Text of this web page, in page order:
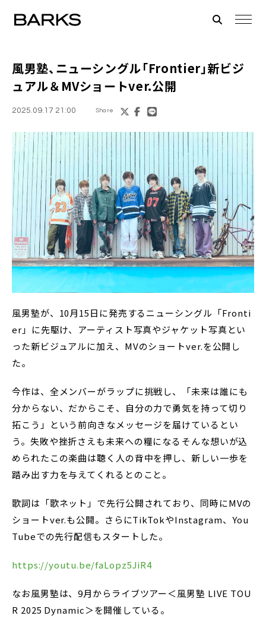
風男塾、ニューシングル「Frontier」新ビジ
ュアル＆MVショートver.公開
2025.09.17 21:00 Share
風男塾が、10月15日に発売するニューシングル「Fronti
er」に先駆け、アーティスト写真やジャケット写真とい
った新ビジュアルに加え、MVのショートver.を公開し
た。
今作は、全メンバーがラップに挑戦し、「未来は誰にも
分からない、だからこそ、自分の力で勇気を持って切り
拓こう」という前向きなメッセージを届けているとい
う。失敗や挫折さえも未来への糧になる――そんな想いが込
められたこの楽曲は聴く人の背中を押し、新しい一歩を
踏み出す力を与えてくれるとのこと。
歌詞は「歌ネット」で先行公開されており、同時にMVの
ショートver.も公開。さらにTikTokやInstagram、You
Tubeでの先行配信もスタートした。
https://youtu.be/faLopz5JiR4
なお風男塾は、9月からライブツアー＜風男塾 LIVE TOU
R 2025 Dynamic＞を開催している。